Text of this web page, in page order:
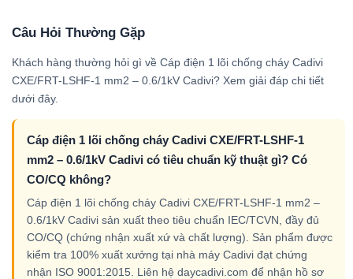
Câu Hỏi Thường Gặp
Khách hàng thường hỏi gì về Cáp điện 1 lõi chống cháy Cadivi
CXE/FRT-LSHF-1 mm2 – 0.6/1kV Cadivi? Xem giải đáp chi tiết
dưới đây.
Cáp điện 1 lõi chống cháy Cadivi CXE/FRT-LSHF-1
mm2 – 0.6/1kV Cadivi có tiêu chuẩn kỹ thuật gì? Có
CO/CQ không?
Cáp điện 1 lõi chống cháy Cadivi CXE/FRT-LSHF-1 mm2 –
0.6/1kV Cadivi sản xuất theo tiêu chuẩn IEC/TCVN, đầy đủ
CO/CQ (chứng nhận xuất xứ và chất lượng). Sản phẩm được
kiểm tra 100% xuất xưởng tại nhà máy Cadivi đạt chứng
nhận ISO 9001:2015. Liên hệ daycadivi.com để nhận hồ sơ